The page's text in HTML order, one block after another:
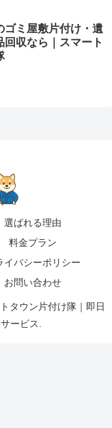
ゴミ屋敷片付け・遺
回収なら｜スマート
選ばれる理由
料金プラン
イバシーポリシー
お問い合わせ
タウン片付け隊｜即日
ービス.